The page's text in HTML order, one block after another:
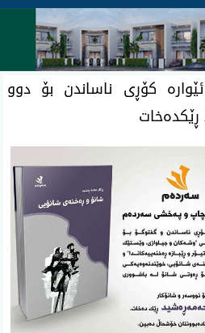
كۆڕی ناساندن بۆ دوو